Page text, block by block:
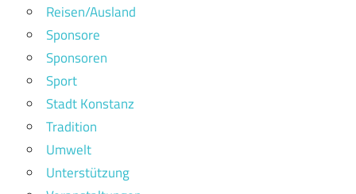
Reisen/Ausland
Sponsore
Sponsoren
Sport
Stadt Konstanz
Tradition
Umwelt
Unterstützung